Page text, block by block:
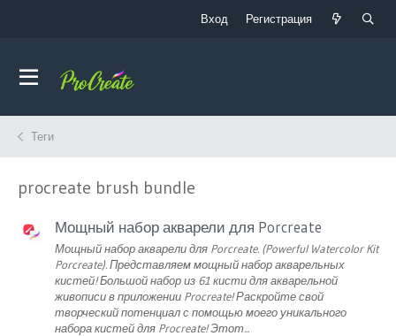
Вход Регистрация
Теги
procreate brush bundle
Мощный набор акварели для Porcreate
Мощный набор акварели для Porcreate. (Powerful Watercolor Kit
Porcreate). Представляем мощный набор акварельных
кистей! Большой набор из 61 кисти для акварельной
живописи в приложении Procreate! Раскройте свой
творческий потенциал с помощью моего уникального
набора кистей для Procreate! Этот...